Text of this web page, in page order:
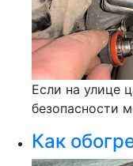
Если на улице
безопасности
Как